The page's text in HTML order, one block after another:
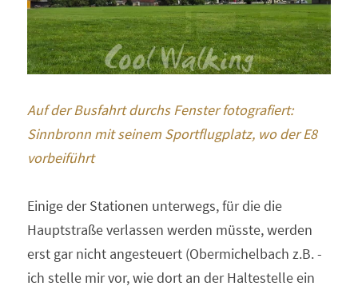
Auf der Busfahrt durchs Fenster fotografiert:
Sinnbronn mit seinem Sportflugplatz, wo der E8
vorbeiführt
Einige der Stationen unterwegs, für die die
Hauptstraße verlassen werden müsste, werden
erst gar nicht angesteuert (Obermichelbach z.B. -
ich stelle mir vor, wie dort an der Haltestelle ein